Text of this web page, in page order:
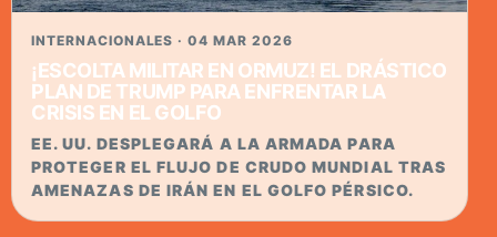
INTERNACIONALES · 04 MAR 2026
¡ESCOLTA MILITAR EN ORMUZ! EL DRÁSTICO
PLAN DE TRUMP PARA ENFRENTAR LA
CRISIS EN EL GOLFO
EE. UU. DESPLEGARÁ A LA ARMADA PARA
PROTEGER EL FLUJO DE CRUDO MUNDIAL TRAS
AMENAZAS DE IRÁN EN EL GOLFO PÉRSICO.